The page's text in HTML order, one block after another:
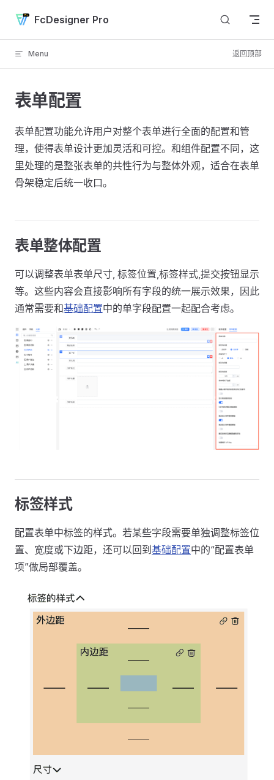
Skip to content
FcDesigner Pro
Menu 返回顶部
表单配置
表单配置功能允许用户对整个表单进行全面的配置和管
理，使得表单设计更加灵活和可控。和组件配置不同，这
里处理的是整张表单的共性行为与整体外观，适合在表单
骨架稳定后统一收口。
表单整体配置
可以调整表单表单尺寸, 标签位置,标签样式,提交按钮显示
等。这些内容会直接影响所有字段的统一展示效果，因此
通常需要和基础配置中的单字段配置一起配合考虑。
标签样式
配置表单中标签的样式。若某些字段需要单独调整标签位
置、宽度或下边距，还可以回到基础配置中的“配置表单
项”做局部覆盖。